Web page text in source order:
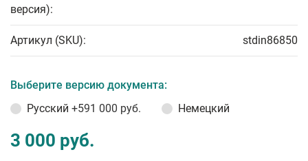
версия):
Артикул (SKU): stdin86850
Выберите версию документа:
Русский +591 000 руб. Немецкий
3 000 руб.